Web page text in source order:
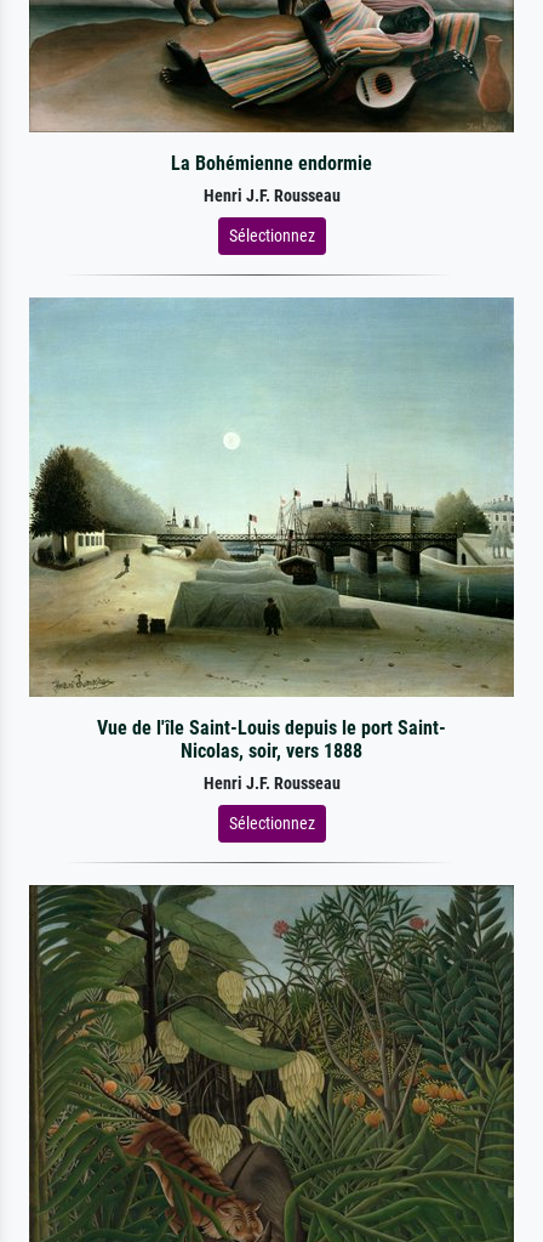
La Bohémienne endormie
Henri J.F. Rousseau
Sélectionnez
Vue de l'île Saint-Louis depuis le port Saint-
Nicolas, soir, vers 1888
Henri J.F. Rousseau
Sélectionnez